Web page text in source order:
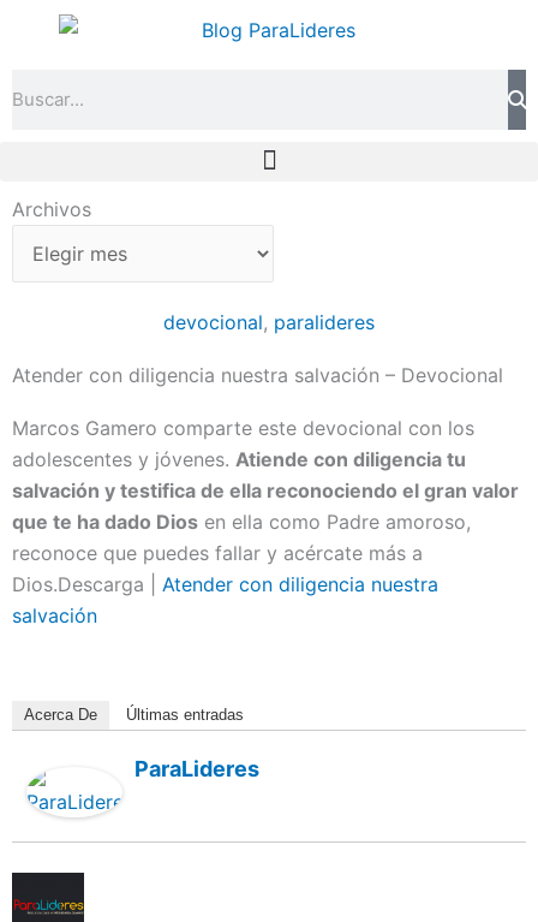
Archivos
Archivos
devocional, paralideres
Atender con diligencia nuestra salvación – Devocional
Marcos Gamero comparte este devocional con los
adolescentes y jóvenes. Atiende con diligencia tu
salvación y testifica de ella reconociendo el gran valor
que te ha dado Dios en ella como Padre amoroso,
reconoce que puedes fallar y acércate más a
Dios.Descarga | Atender con diligencia nuestra
salvación
Acerca De Últimas entradas
ParaLideres